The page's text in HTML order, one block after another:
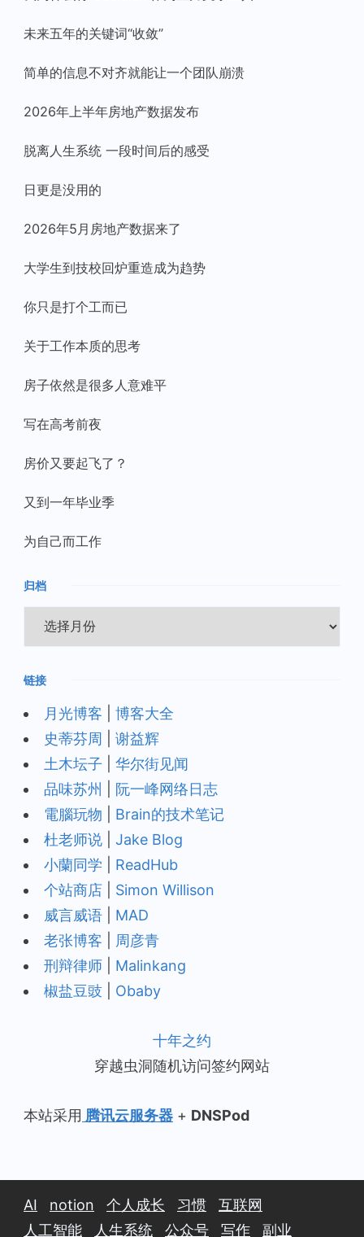
未来五年的关键词“收敛”
简单的信息不对齐就能让一个团队崩溃
2026年上半年房地产数据发布
脱离人生系统 一段时间后的感受
日更是没用的
2026年5月房地产数据来了
大学生到技校回炉重造成为趋势
你只是打个工而已
关于工作本质的思考
房子依然是很多人意难平
写在高考前夜
房价又要起飞了？
又到一年毕业季
为自己而工作
归档
档
链接
月光博客
博客大全
史蒂芬周
谢益辉
土木坛子
华尔街见闻
品味苏州
阮一峰网络日志
電腦玩物
Brain的技术笔记
杜老师说
Jake Blog
小蘭同学
ReadHub
个站商店
Simon Willison
威言威语
MAD
老张博客
周彦青
刑辩律师
Malinkang
椒盐豆豉
Obaby
十年之约
穿越虫洞随机访问签约网站
本站采用 腾讯云服务器 + DNSPod
AI notion 个人成长 习惯
互联网
人工智能
人生系统 公众号 写作 副业